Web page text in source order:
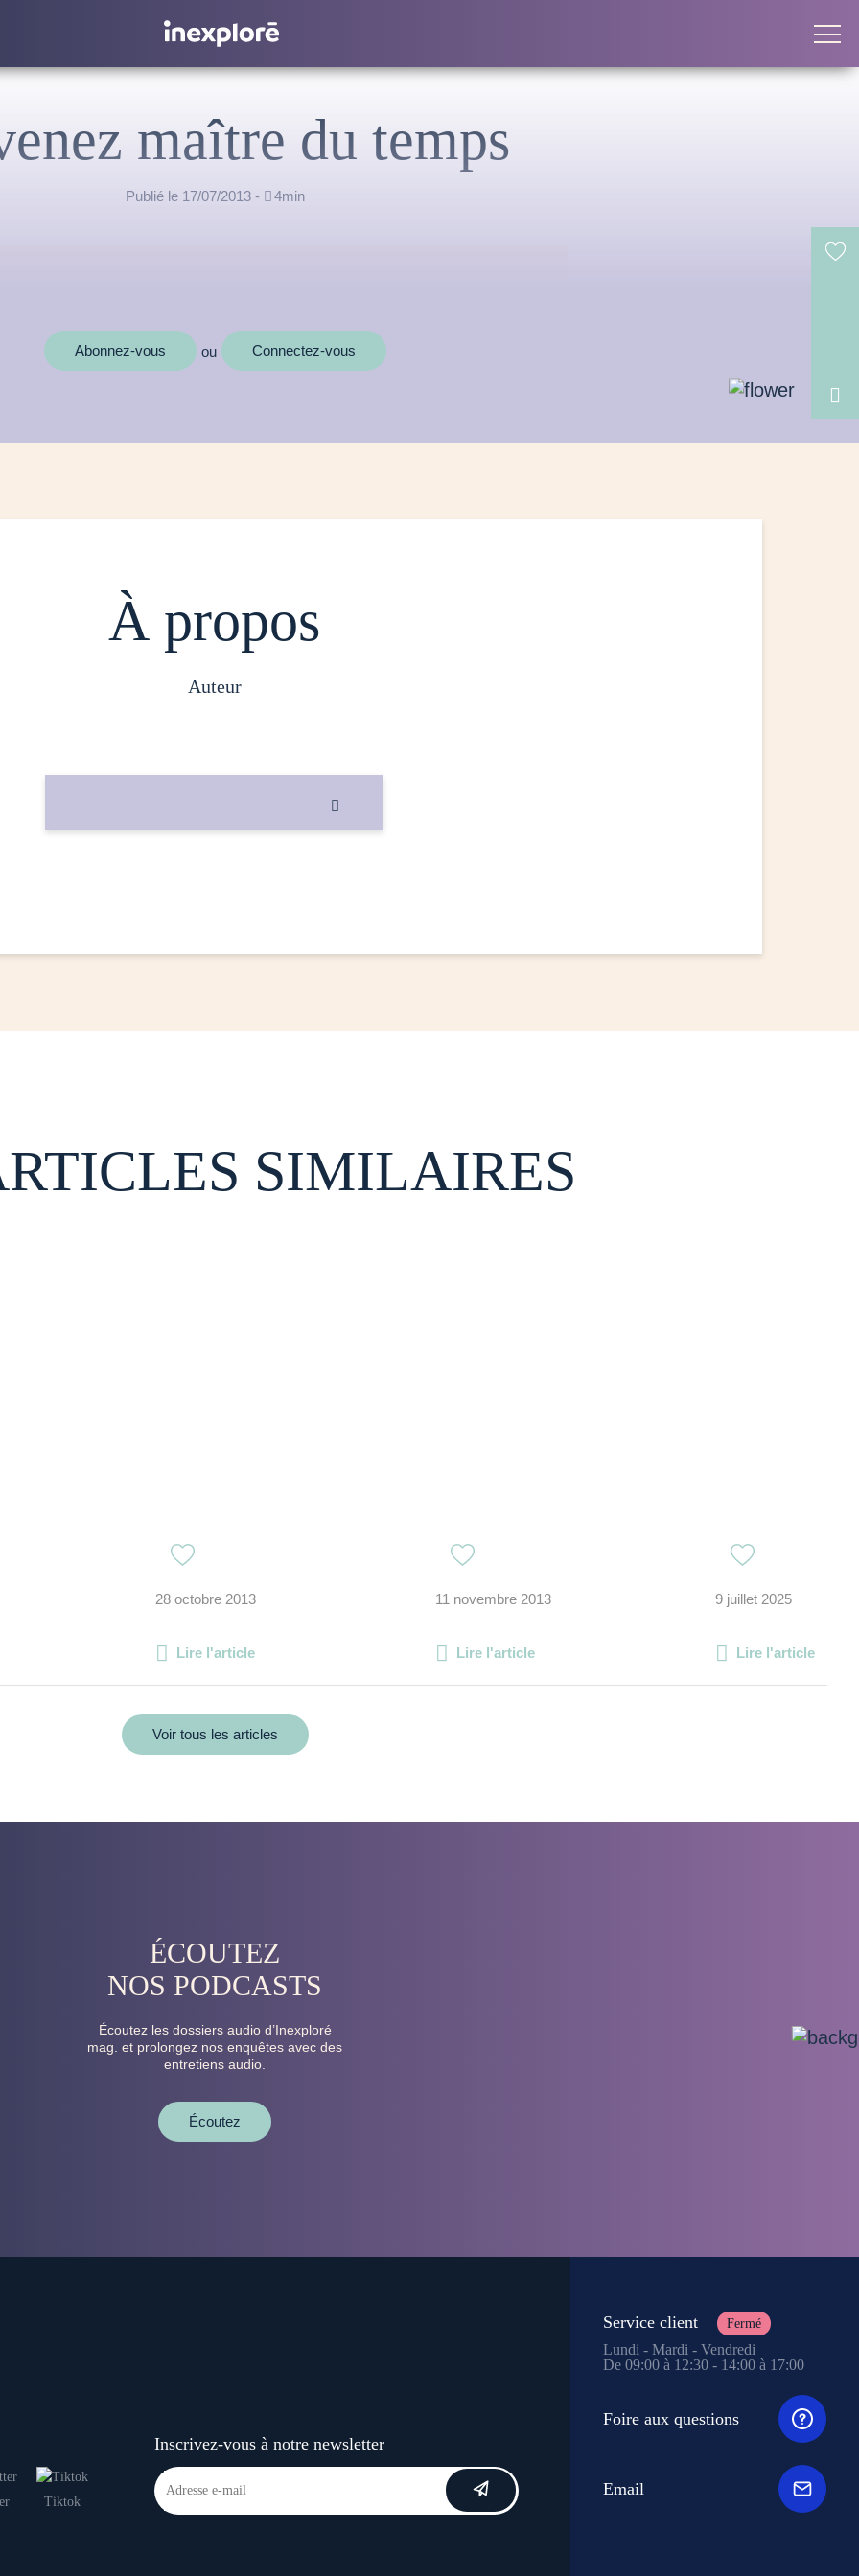
maître du temps
Publié le 17/07/2013 - 4min

Abonnez-vous ou Connectez-vous
À propos
auteur

SIMILAIRES
28 octobre 2013
Lire l'article
11 novembre 2013
Lire l'article
9 juillet 2025
Lire l'article
Voir tous les articles
ÉCOUTEZ
NOS PODCASTS
Écoutez les dossiers audio d’Inexploré
mag. et prolongez nos enquêtes avec des
entretiens audio.
Écoutez
Tiktok
Inscrivez-vous à notre newsletter
Service client Fermé
Lundi - Mardi - Vendredi
De 09:00 à 12:30 - 14:00 à 17:00
Foire aux questions
Email